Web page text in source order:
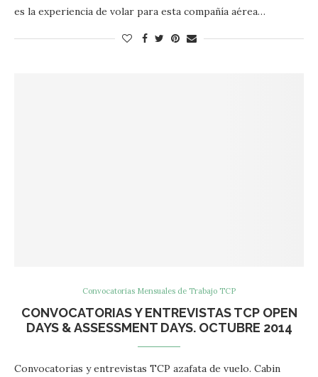
es la experiencia de volar para esta compañía aérea…
Convocatorias Mensuales de Trabajo TCP
CONVOCATORIAS Y ENTREVISTAS TCP OPEN
DAYS & ASSESSMENT DAYS. OCTUBRE 2014
Convocatorias y entrevistas TCP azafata de vuelo. Cabin